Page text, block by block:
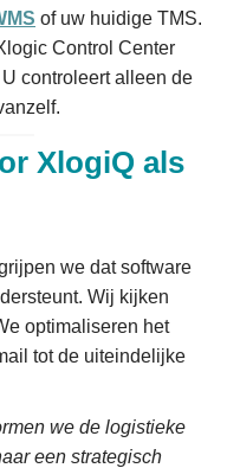
of uw huidige TMS.
Control Center
controleert alleen de
XlogiQ als
we dat software
Wij kijken
optimaliseren het
tot de uiteindelijke
we de logistieke
een strategisch